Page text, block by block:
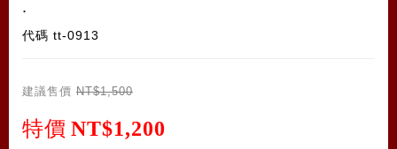
.
代碼 tt-0913
建議售價 NT$1,500
特價 NT$1,200